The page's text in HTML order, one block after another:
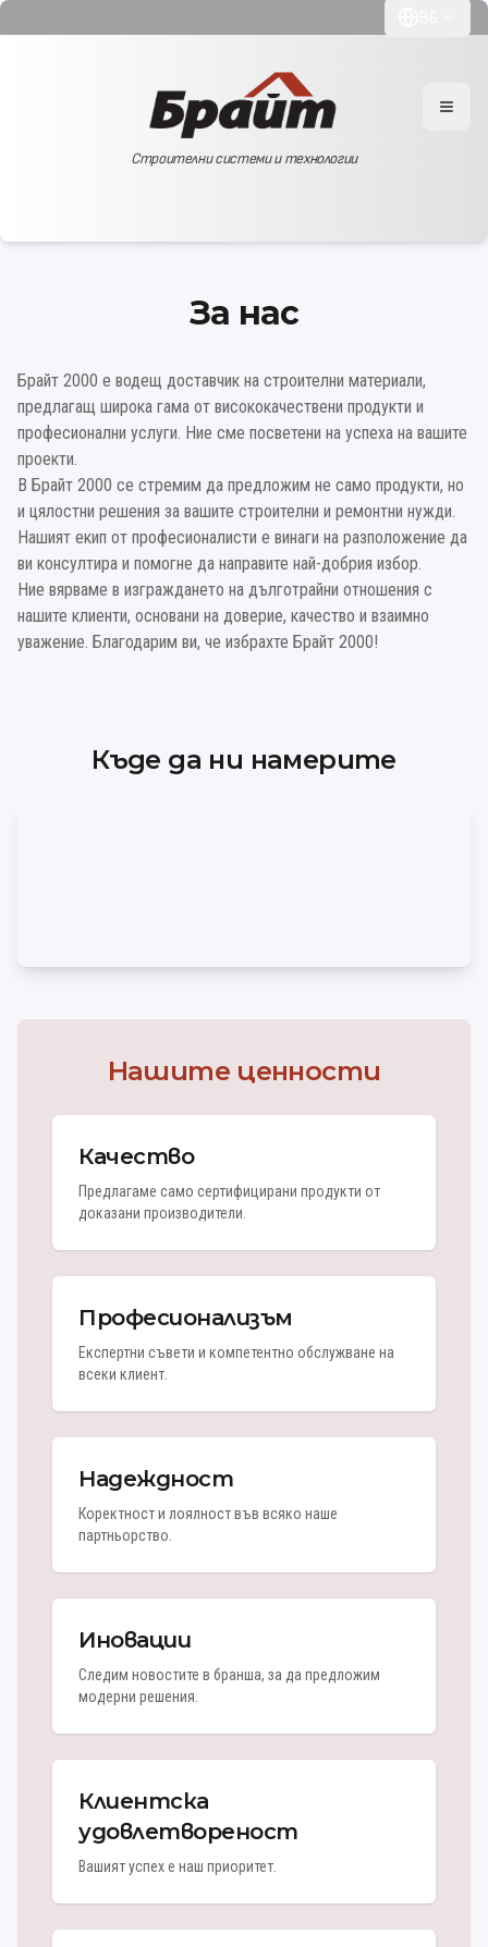
Toggle
Строителни системи и технологии
За нас
Брайт 2000 е водещ доставчик на строителни материали,
предлагащ широка гама от висококачествени продукти и
професионални услуги. Ние сме посветени на успеха на вашите
проекти.
В Брайт 2000 се стремим да предложим не само продукти, но
и цялостни решения за вашите строителни и ремонтни нужди.
Нашият екип от професионалисти е винаги на разположение да
ви консултира и помогне да направите най-добрия избор.
Ние вярваме в изграждането на дълготрайни отношения с
нашите клиенти, основани на доверие, качество и взаимно
уважение. Благодарим ви, че избрахте Брайт 2000!
Къде да ни намерите
Нашите ценности
Качество
Предлагаме само сертифицирани продукти от
доказани производители.
Професионализъм
Експертни съвети и компетентно обслужване на
всеки клиент.
Надеждност
Коректност и лоялност във всяко наше
партньорство.
Иновации
Следим новостите в бранша, за да предложим
модерни решения.
Клиентска
удовлетвореност
Вашият успех е наш приоритет.